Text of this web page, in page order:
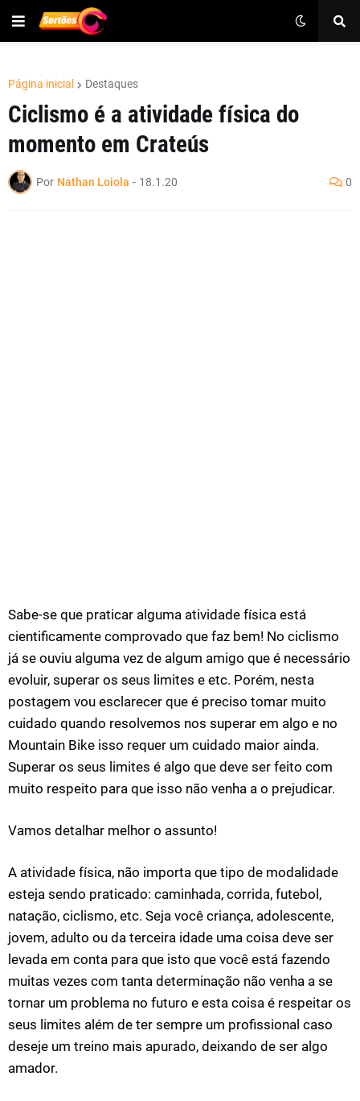
Página inicial Destaques
Ciclismo é a atividade física do
momento em Crateús
Por Nathan Loiola - 18.1.20 0
Sabe-se que praticar alguma atividade física está
cientificamente comprovado que faz bem! No ciclismo
já se ouviu alguma vez de algum amigo que é necessário
evoluir, superar os seus limites e etc. Porém, nesta
postagem vou esclarecer que é preciso tomar muito
cuidado quando resolvemos nos superar em algo e no
Mountain Bike isso requer um cuidado maior ainda.
Superar os seus limites é algo que deve ser feito com
muito respeito para que isso não venha a o prejudicar.
Vamos detalhar melhor o assunto!
A atividade física, não importa que tipo de modalidade
esteja sendo praticado: caminhada, corrida, futebol,
natação, ciclismo, etc. Seja você criança, adolescente,
jovem, adulto ou da terceira idade uma coisa deve ser
levada em conta para que isto que você está fazendo
muitas vezes com tanta determinação não venha a se
tornar um problema no futuro e esta coisa é respeitar os
seus limites além de ter sempre um profissional caso
deseje um treino mais apurado, deixando de ser algo
amador.